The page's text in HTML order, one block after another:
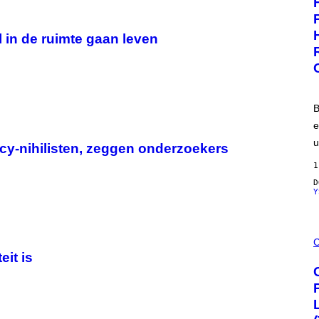
in de ruimte gaan leven
nihilisten, zeggen onderzoekers
is
T
W
A
R
E
I
S
E
N
S
E
A
H
A
Q
F
O